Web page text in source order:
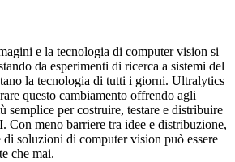
e la tecnologia di computer vision si
da esperimenti di ricerca a sistemi del
la tecnologia di tutti i giorni. Ultralytics
questo cambiamento offrendo agli
semplice per costruire, testare e distribuire
Con meno barriere tra idee e distribuzione,
di soluzioni di computer vision può essere
che mai.